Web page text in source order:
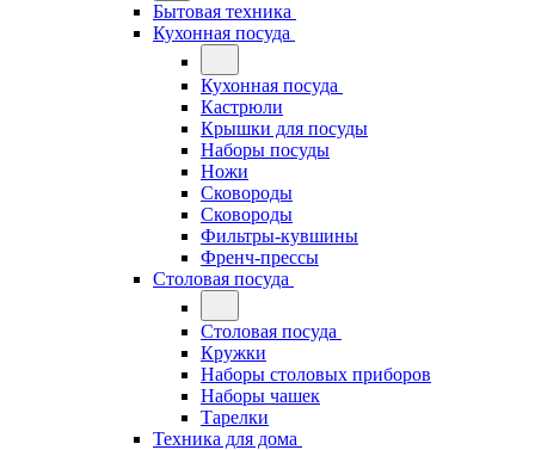
Бытовая техника
Кухонная посуда
Кухонная посуда
Кастрюли
Крышки для посуды
Наборы посуды
Ножи
Сковороды
Сковороды
Фильтры-кувшины
Френч-прессы
Столовая посуда
Столовая посуда
Кружки
Наборы столовых приборов
Наборы чашек
Тарелки
Техника для дома